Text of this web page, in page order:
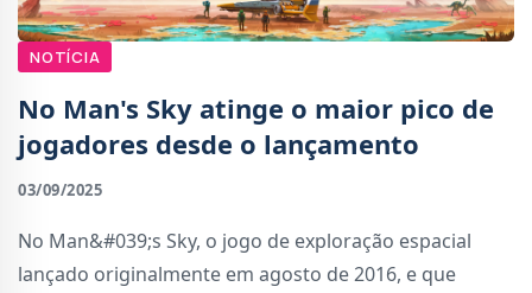
NOTÍCIA
No Man's Sky atinge o maior pico de
jogadores desde o lançamento
03/09/2025
No Man&#039;s Sky, o jogo de exploração espacial
lançado originalmente em agosto de 2016, e que